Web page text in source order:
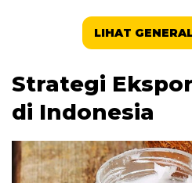
LIHAT
Strategi
di Indonesia